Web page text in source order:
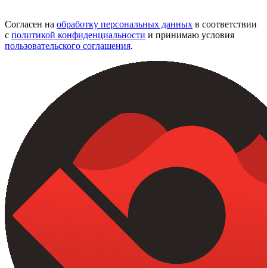
Согласен на обработку персональных данных в соответствии
с политикой конфиденциальности и принимаю условия
пользовательского соглашения.